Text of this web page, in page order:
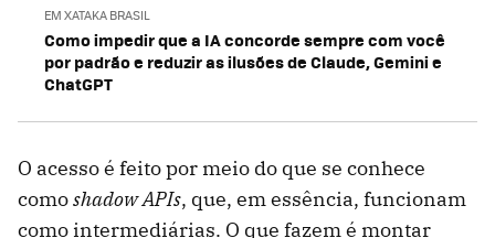
EM XATAKA BRASIL
Como impedir que a IA concorde sempre com você
por padrão e reduzir as ilusões de Claude, Gemini e
ChatGPT
O acesso é feito por meio do que se conhece
comoshadow APIs, que, em essência, funcionam
como intermediárias. O que fazem é montar